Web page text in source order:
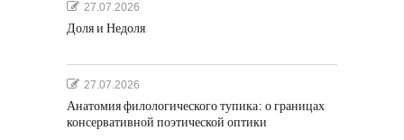
27.07.2026
Доля и Недоля
27.07.2026
Анатомия филологического тупика: о границах
консервативной поэтической оптики